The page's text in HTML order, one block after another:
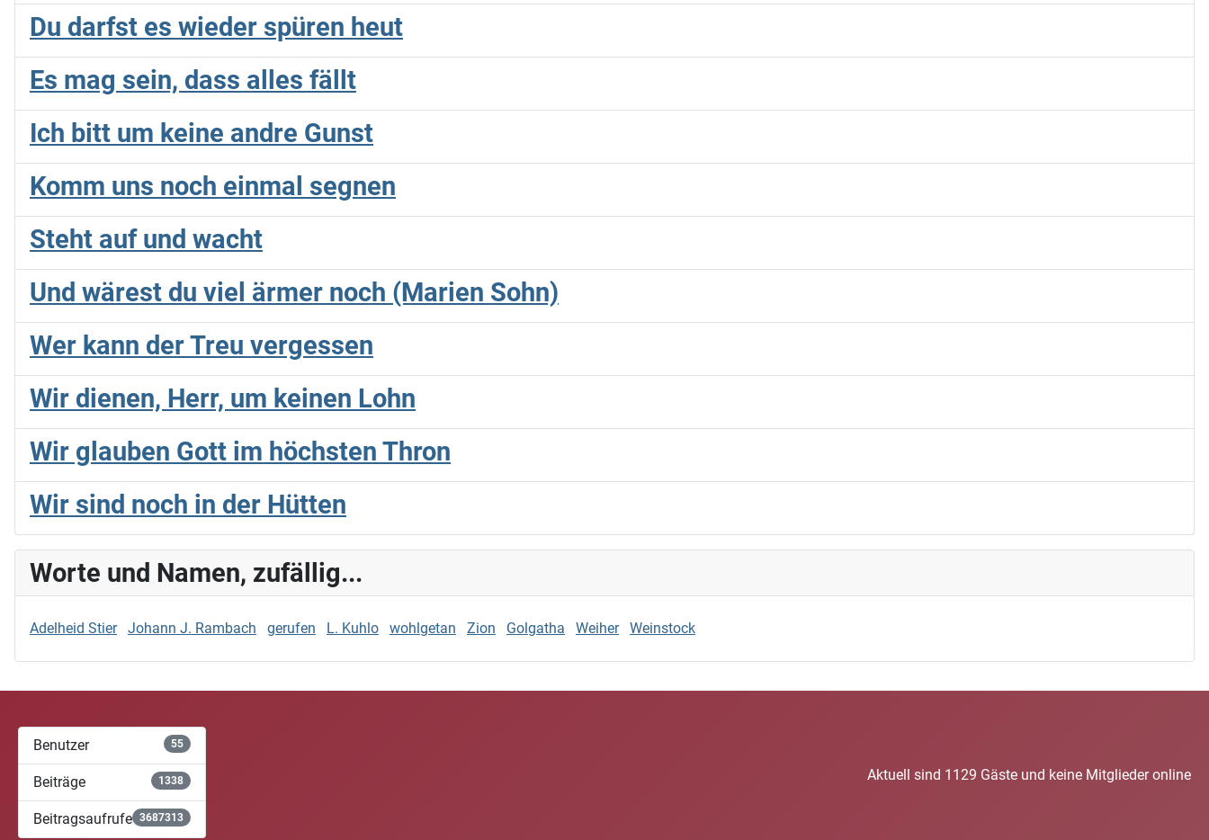
Du darfst es wieder spüren heut
Es mag sein, dass alles fällt
Ich bitt um keine andre Gunst
Komm uns noch einmal segnen
Steht auf und wacht
Und wärest du viel ärmer noch (Marien Sohn)
Wer kann der Treu vergessen
Wir dienen, Herr, um keinen Lohn
Wir glauben Gott im höchsten Thron
Wir sind noch in der Hütten
Worte und Namen, zufällig...
Adelheid Stier Johann J. Rambach gerufen L. Kuhlo wohlgetan Zion Golgatha Weiher Weinstock
Benutzer 55
Beiträge 1338
Beitragsaufrufe 3687313
Aktuell sind 1129 Gäste und keine Mitglieder online